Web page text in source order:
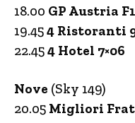
18.00 GP Austria
19.454 Ristoranti
22.454 Hotel 7×06
Nove (Sky 149)
20.05 Migliori